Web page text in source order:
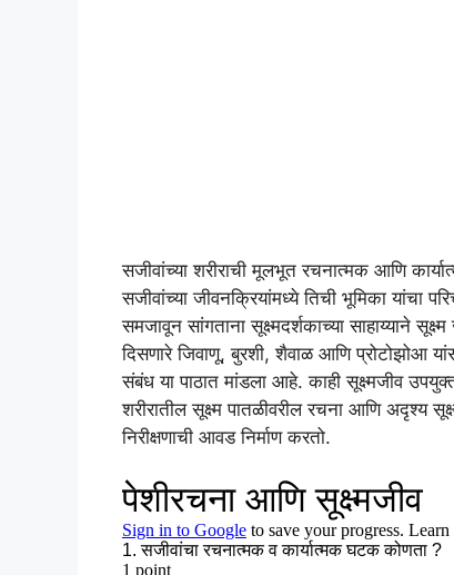
सजीवांच्या शरीराची मूलभूत रचनात्मक आणि
सजीवांच्या जीवनक्रियांमध्ये तिची भूमिका यांचा
समजावून सांगताना सूक्ष्मदर्शकाच्या साहाय्याने
दिसणारे जिवाणू, बुरशी, शैवाळ आणि प्रोटोझोआ
संबंध या पाठात मांडला आहे. काही सूक्ष्मजीव
शरीरातील सूक्ष्म पातळीवरील रचना आणि अदृश्य
निरीक्षणाची आवड निर्माण करतो.